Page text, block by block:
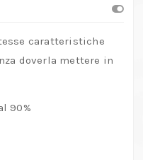
caratteristiche
doverla mettere in
90%